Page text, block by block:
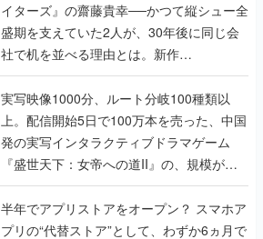
イターズ』の齋藤貴幸──かつて縦シュー全
盛期を支えていた2人が、30年後に同じ会
社で机を並べる理由とは。新作
『TATSUJIN EXTREME』で初タッグを組
んだレジェンド2人に訊く開発秘話
実写映像1000分、ルート分岐100種類以
上。配信開始5日で100万本を売った、中国
発の実写インタラクティブドラマゲーム
『盛世天下：女帝への道II』の、規模が違
うこだわりをプロデューサーに聞いた
半年でアプリストアをオープン？ スマホア
プリの“代替ストア”として、わずか6ヵ月で